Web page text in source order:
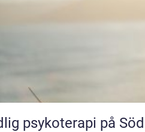
psykoterapi på